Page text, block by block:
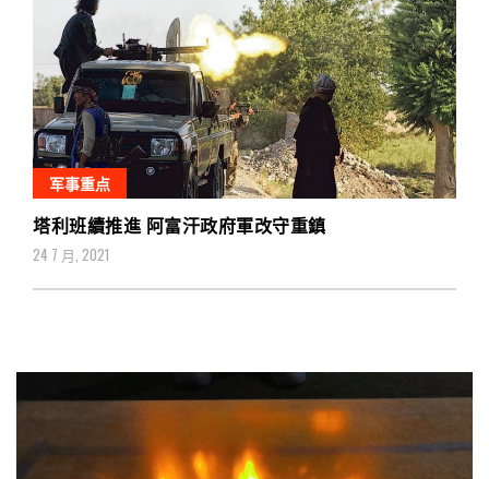
军事重点
塔利班續推進 阿富汗政府軍改守重鎮
24 7 月, 2021